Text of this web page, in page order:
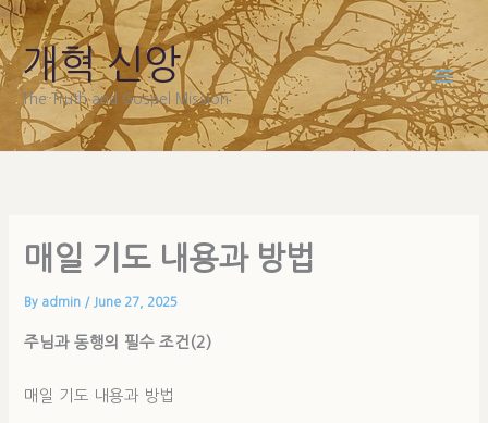
Skip
to
content
개혁 신앙
The Truth and Gospel Mission
매일 기도 내용과 방법
By admin / June 27, 2025
주님과동행의 필수 조건 (2)
매일 기도 내용과 방법